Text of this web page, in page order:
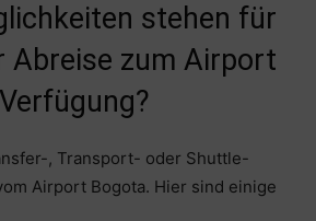
stehen für
Abreise zum Airport
, Transport- oder Shuttle-
Airport Bogota. Hier sind einige